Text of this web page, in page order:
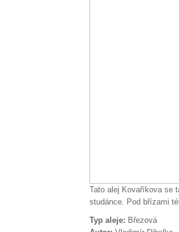
Tato alej Kovaříkova se
studánce. Pod břízami
Typ aleje: Březová